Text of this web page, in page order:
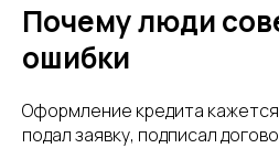
Почему люди
ошибки
Оформление кредита
подал заявку, подписал